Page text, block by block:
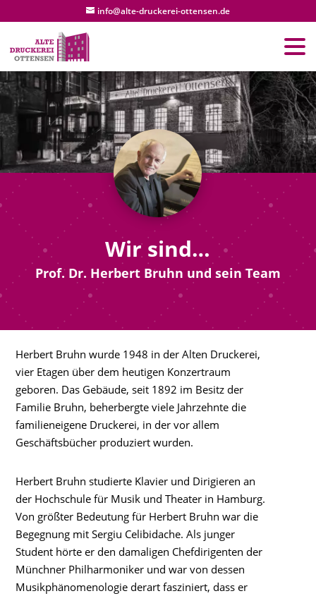
info@alte-druckerei-ottensen.de
Wir sind…
Prof. Dr. Herbert Bruhn und sein Team
Herbert Bruhn wurde 1948 in der Alten Druckerei,
vier Etagen über dem heutigen Konzertraum
geboren. Das Gebäude, seit 1892 im Besitz der
Familie Bruhn, beherbergte viele Jahrzehnte die
familieneigene Druckerei, in der vor allem
Geschäftsbücher produziert wurden.
Herbert Bruhn studierte Klavier und Dirigieren an
der Hochschule für Musik und Theater in Hamburg.
Von größter Bedeutung für Herbert Bruhn war die
Begegnung mit Sergiu Celibidache. Als junger
Student hörte er den damaligen Chefdirigenten der
Münchner Philharmoniker und war von dessen
Musikphänomenologie derart fasziniert, dass er